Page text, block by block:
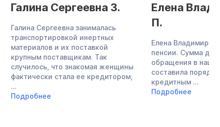
Галина Сергеевна З.
Галина Сергеевна занималась
транспортировкой инертных
материалов и их поставкой
крупным поставщикам. Так
случилось, что знакомая женщины
фактически стала ее кредитором,
...
Подробнее
Елена
П.
Елена
пенсии. Сумма
обращения в нашу
составила
кредитным ...
Подробнее